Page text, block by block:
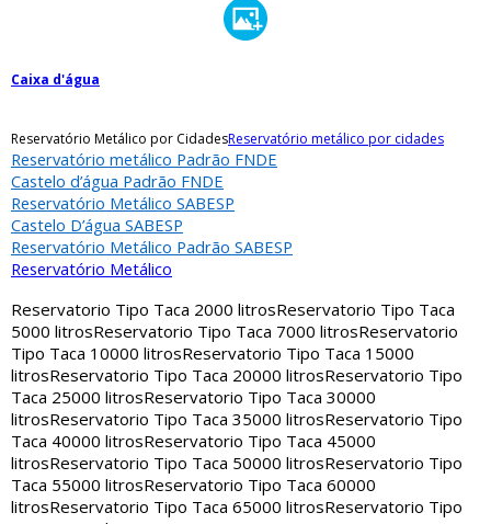
Caixa d'água
Reservatório Metálico por CidadesReservatório metálico por cidades
Reservatório metálico Padrão FNDE
Castelo d’água Padrão FNDE
Reservatório Metálico SABESP
Castelo D’água SABESP
Reservatório Metálico Padrão SABESP
Reservatório Metálico
Reservatorio Tipo Taca 2000 litrosReservatorio Tipo Taca
5000 litrosReservatorio Tipo Taca 7000 litrosReservatorio
Tipo Taca 10000 litrosReservatorio Tipo Taca 15000
litrosReservatorio Tipo Taca 20000 litrosReservatorio Tipo
Taca 25000 litrosReservatorio Tipo Taca 30000
litrosReservatorio Tipo Taca 35000 litrosReservatorio Tipo
Taca 40000 litrosReservatorio Tipo Taca 45000
litrosReservatorio Tipo Taca 50000 litrosReservatorio Tipo
Taca 55000 litrosReservatorio Tipo Taca 60000
litrosReservatorio Tipo Taca 65000 litrosReservatorio Tipo